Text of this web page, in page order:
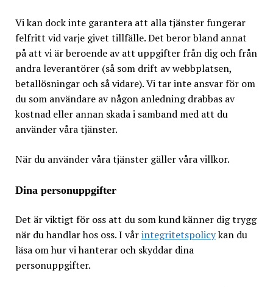
Vi kan dock inte garantera att alla tjänster fungerar
felfritt vid varje givet tillfälle. Det beror bland annat
på att vi är beroende av att uppgifter från dig och från
andra leverantörer (så som drift av webbplatsen,
betallösningar och så vidare). Vi tar inte ansvar för om
du som användare av någon anledning drabbas av
kostnad eller annan skada i samband med att du
använder våra tjänster.
När du använder våra tjänster gäller våra villkor.
Dina personuppgifter
Det är viktigt för oss att du som kund känner dig trygg
när du handlar hos oss. I vårintegritetspolicykan du
läsa om hur vi hanterar och skyddar dina
personuppgifter.